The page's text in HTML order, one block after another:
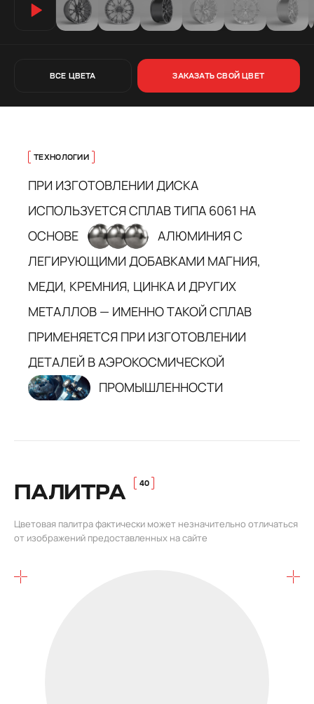
ВСЕ ЦВЕТА ЗАКАЗАТЬ СВОЙ ЦВЕТ
ТЕХНОЛОГИИ
ПРИ ИЗГОТОВЛЕНИИ ДИСКА
ИСПОЛЬЗУЕТСЯ СПЛАВ ТИПА 6061 НА
ОСНОВЕ
АЛЮМИНИЯ С
ЛЕГИРУЮЩИМИ ДОБАВКАМИ МАГНИЯ,
МЕДИ, КРЕМНИЯ, ЦИНКА И ДРУГИХ
МЕТАЛЛОВ — ИМЕННО ТАКОЙ СПЛАВ
ПРИМЕНЯЕТСЯ ПРИ ИЗГОТОВЛЕНИИ
ДЕТАЛЕЙ В АЭРОКОСМИЧЕСКОЙ
ПРОМЫШЛЕННОСТИ
ПАЛИТРА
Цветовая палитра фактически может незначительно отличаться
от изображений предоставленных на сайте